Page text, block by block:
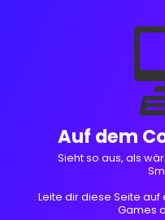
Auf dem
Sieht so aus, als
Leite dir diese Seite
Games